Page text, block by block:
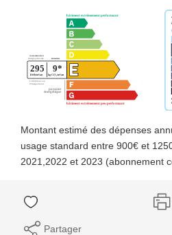
Montant estimé des dépenses
usage standard entre 900€ et
2021,2022 et 2023 (abonnement
Partager